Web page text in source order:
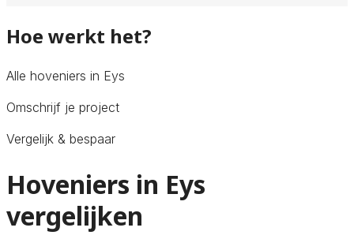
Hoe werkt het?
Alle hoveniers in Eys
Omschrijf je project
Vergelijk & bespaar
Hoveniers in Eys
vergelijken